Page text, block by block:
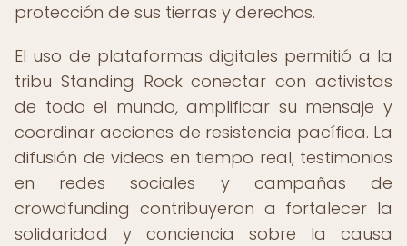
protección de sus tierras y derechos.
El uso de plataformas digitales permitió a la
tribu Standing Rock conectar con activistas
de todo el mundo, amplificar su mensaje y
coordinar acciones de resistencia pacífica. La
difusión de videos en tiempo real, testimonios
en redes sociales y campañas de
crowdfunding contribuyeron a fortalecer la
solidaridad y conciencia sobre la causa